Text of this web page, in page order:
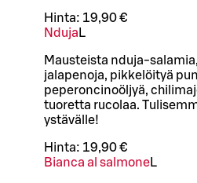
Hinta: 19,90 €
Nduja L
Mausteista nduja-
jalapenoja, pikkelöityä
peperoncinoöljyä,
tuoretta rucolaa.
ystävälle!
Hinta: 19,90 €
Bianca al salmoneL